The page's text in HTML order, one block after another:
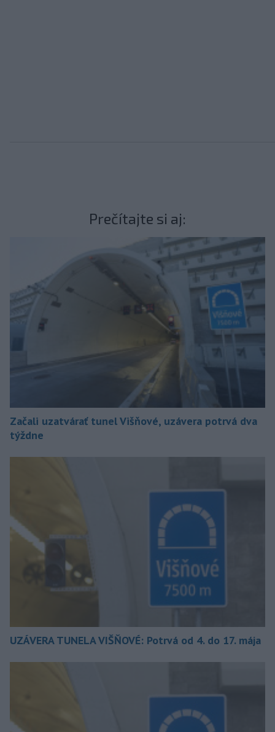
Prečítajte si aj:
Začali uzatvárať tunel Višňové, uzávera potrvá dva
týždne
UZÁVERA TUNELA VIŠŇOVÉ: Potrvá od 4. do 17. mája